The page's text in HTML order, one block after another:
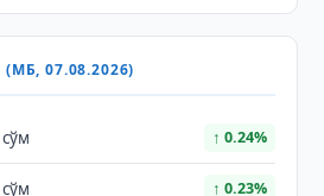
07.08.2026)
↑ 0.24%
↑ 0.23%